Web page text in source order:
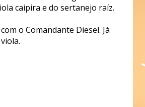
caipira e do sertanejo raíz.
o Comandante Diesel. Já